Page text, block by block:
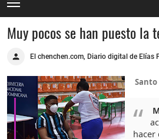
Muy pocos se han puesto la
El chenchen.com, Diario digital de Elías
Santo
hacer